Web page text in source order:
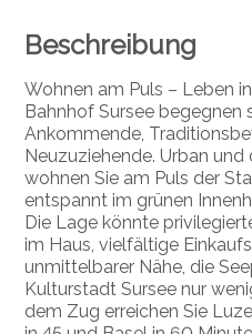
Beschreibung
Wohnen am Puls – Leben
Bahnhof Sursee begegnen
Ankommende,
Neuzuziehende. Urban
wohnen Sie am Puls der
entspannt im grünen
Die Lage könnte
im Haus, vielfältige
unmittelbarer Nähe, die
Kulturstadt Sursee nur
dem Zug erreichen Sie